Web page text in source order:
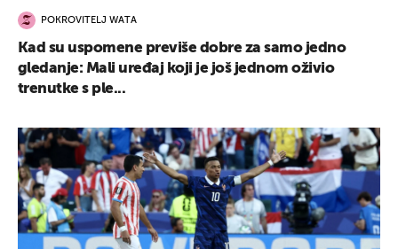
POKROVITELJ WATA
Kad su uspomene previše dobre za samo jedno
gledanje: Mali uređaj koji je još jednom oživio
trenutke s ple...